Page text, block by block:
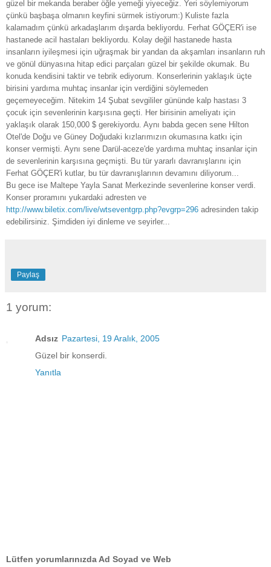
güzel bir mekanda beraber öğle yemeği yiyeceğiz. Yeri söylemiyorum
çünkü başbaşa olmanın keyfini sürmek istiyorum:) Kuliste fazla
kalamadım çünkü arkadaşlarım dışarda bekliyordu. Ferhat GÖÇER'i ise
hastanede acil hastaları bekliyordu. Kolay değil hastanede hasta
insanların iyileşmesi için uğraşmak bir yandan da akşamları insanların ruh
ve gönül dünyasına hitap edici parçaları güzel bir şekilde okumak. Bu
konuda kendisini taktir ve tebrik ediyorum. Konserlerinin yaklaşık üçte
birisini yardıma muhtaç insanlar için verdiğini söylemeden
geçemeyeceğim. Nitekim 14 Şubat sevgililer gününde kalp hastası 3
çocuk için sevenlerinin karşısına geçti. Her birisinin ameliyatı için
yaklaşık olarak 150,000 $ gerekiyordu. Aynı babda gecen sene Hilton
Otel'de Doğu ve Güney Doğudaki kızlarımızın okumasına katkı için
konser vermişti. Aynı sene Darül-aceze'de yardıma muhtaç insanlar için
de sevenlerinin karşısına geçmişti. Bu tür yararlı davranışlarını için
Ferhat GÖÇER'i kutlar, bu tür davranışlarının devamını diliyorum...
Bu gece ise Maltepe Yayla Sanat Merkezinde sevenlerine konser verdi.
Konser proramını yukardaki adresten ve
http://www.biletix.com/live/wtseventgrp.php?evgrp=296 adresinden takip
edebilirsiniz. Şimdiden iyi dinleme ve seyirler...
Paylaş
1 yorum:
Adsız Pazartesi, 19 Aralık, 2005
Güzel bir konserdi.
Yanıtla
Lütfen yorumlarınızda Ad Soyad ve Web